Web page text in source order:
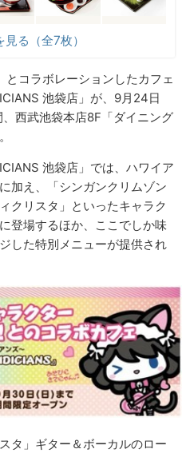
る（全7枚）
コラボレーションしたカフェ
池袋店」が、9月24日
西武池袋本店8F「ダイニング
池袋店」では、ハワイア
加え、「シンガンクリムゾン
クリスタ」といったキャラク
登場するほか、ここでしか味
した特別メニューが提供され
タ」ギター＆ボーカルのロー